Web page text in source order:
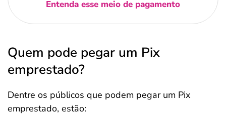
Entenda esse meio de pagamento
Quem pode pegar um Pix
emprestado?
Dentre os públicos que podem pegar um Pix
emprestado, estão: